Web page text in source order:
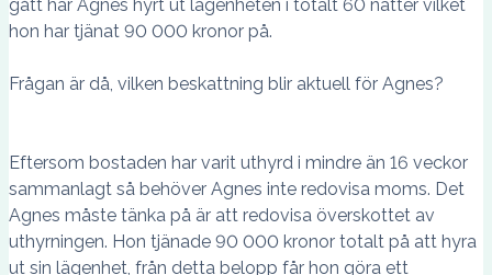
gått har Agnes hyrt ut lägenheten i totalt 60 nätter vilket
hon har tjänat 90 000 kronor på.
Frågan är då, vilken beskattning blir aktuell för Agnes?
Eftersom bostaden har varit uthyrd i mindre än 16 veckor
sammanlagt så behöver Agnes inte redovisa moms. Det
Agnes måste tänka på är att redovisa överskottet av
uthyrningen. Hon tjänade 90 000 kronor totalt på att hyra
ut sin lägenhet, från detta belopp får hon göra ett